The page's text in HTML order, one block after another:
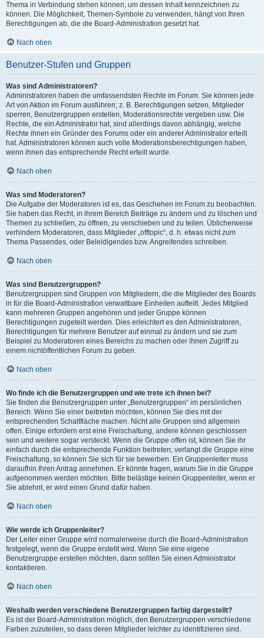
Thema in Verbindung stehen können, um dessen Inhalt kennzeichnen zu
können. Die Möglichkeit, Themen-Symbole zu verwenden, hängt von Ihren
Berechtigungen ab, die die Board-Administration gesetzt hat.
Nach oben
Benutzer-Stufen und Gruppen
Was sind Administratoren?
Administratoren haben die umfassendsten Rechte im Forum. Sie können jede
Art von Aktion im Forum ausführen; z. B. Berechtigungen setzen, Mitglieder
sperren, Benutzergruppen erstellen, Moderationsrechte vergeben usw. Die
Rechte, die ein Administrator hat, sind allerdings davon abhängig, welche
Rechte ihnen ein Gründer des Forums oder ein anderer Administrator erteilt
hat. Administratoren können auch volle Moderationsberechtigungen haben,
wenn ihnen das entsprechende Recht erteilt wurde.
Nach oben
Was sind Moderatoren?
Die Aufgabe der Moderatoren ist es, das Geschehen im Forum zu beobachten.
Sie haben das Recht, in ihrem Bereich Beiträge zu ändern und zu löschen und
Themen zu schließen, zu öffnen, zu verschieben und zu teilen. Üblicherweise
verhindern Moderatoren, dass Mitglieder „offtopic“, d. h. etwas nicht zum
Thema Passendes, oder Beleidigendes bzw. Angreifendes schreiben.
Nach oben
Was sind Benutzergruppen?
Benutzergruppen sind Gruppen von Mitgliedern, die die Mitglieder des Boards
in für die Board-Administration verwaltbare Einheiten aufteilt. Jedes Mitglied
kann mehreren Gruppen angehören und jeder Gruppe können
Berechtigungen zugeteilt werden. Dies erleichtert es den Administratoren,
Berechtigungen für mehrere Benutzer auf einmal zu ändern und sie zum
Beispiel zu Moderatoren eines Bereichs zu machen oder ihnen Zugriff zu
einem nichtöffentlichen Forum zu geben.
Nach oben
Wo finde ich die Benutzergruppen und wie trete ich ihnen bei?
Sie finden die Benutzergruppen unter „Benutzergruppen“ im persönlichen
Bereich. Wenn Sie einer beitreten möchten, können Sie dies mit der
entsprechenden Schaltfläche machen. Nicht alle Gruppen sind allgemein
offen. Einige erfordern erst eine Freischaltung, andere können geschlossen
sein und weitere sogar versteckt. Wenn die Gruppe offen ist, können Sie ihr
einfach durch die entsprechende Funktion beitreten; verlangt die Gruppe eine
Freischaltung, so können Sie sich für sie bewerben. Ein Gruppenleiter muss
daraufhin Ihren Antrag annehmen. Er könnte fragen, warum Sie in die Gruppe
aufgenommen werden möchten. Bitte belästige keinen Gruppenleiter, wenn er
Sie ablehnt, er wird einen Grund dafür haben.
Nach oben
Wie werde ich Gruppenleiter?
Der Leiter einer Gruppe wird normalerweise durch die Board-Administration
festgelegt, wenn die Gruppe erstellt wird. Wenn Sie eine eigene
Benutzergruppe erstellen möchten, dann sollten Sie einen Administrator
kontaktieren.
Nach oben
Weshalb werden verschiedene Benutzergruppen farbig dargestellt?
Es ist der Board-Administration möglich, den Benutzergruppen verschiedene
Farben zuzuteilen, so dass deren Mitglieder leichter zu identifizieren sind.